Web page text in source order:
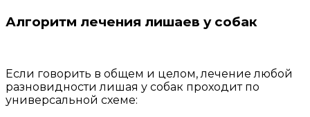
Алгоритм лечения лишаев у собак
Если говорить в общем и целом, лечение любой
разновидности лишая у собак проходит по
универсальной схеме: